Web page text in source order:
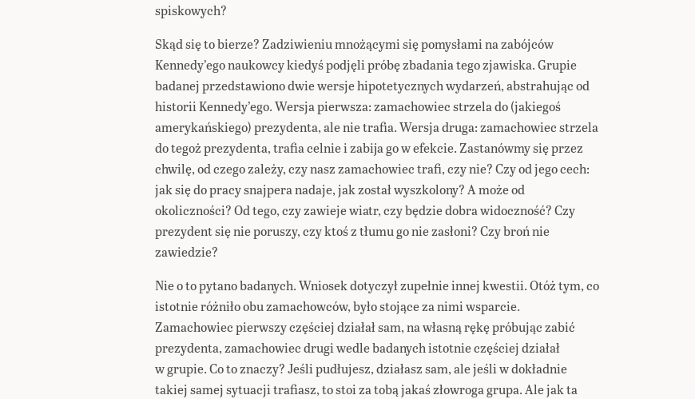
spiskowych?
Skąd się to bierze? Zadziwieniu mnożącymi się pomysłami na zabójców
Kennedy’ego naukowcy kiedyś podjęli próbę zbadania tego zjawiska. Grupie
badanej przedstawiono dwie wersje hipotetycznych wydarzeń, abstrahując od
historii Kennedy’ego. Wersja pierwsza: zamachowiec strzela do (jakiegoś
amerykańskiego) prezydenta, ale nie trafia. Wersja druga: zamachowiec strzela
do tegoż prezydenta, trafia celnie i zabija go w efekcie. Zastanówmy się przez
chwilę, od czego zależy, czy nasz zamachowiec trafi, czy nie? Czy od jego cech:
jak się do pracy snajpera nadaje, jak został wyszkolony? A może od
okoliczności? Od tego, czy zawieje wiatr, czy będzie dobra widoczność? Czy
prezydent się nie poruszy, czy ktoś z tłumu go nie zasłoni? Czy broń nie
zawiedzie?
Nie o to pytano badanych. Wniosek dotyczył zupełnie innej kwestii. Otóż tym, co
istotnie różniło obu zamachowców, było stojące za nimi wsparcie.
Zamachowiec pierwszy częściej działał sam, na własną rękę próbując zabić
prezydenta, zamachowiec drugi wedle badanych istotnie częściej działał
w grupie. Co to znaczy? Jeśli pudłujesz, działasz sam, ale jeśli w dokładnie
takiej samej sytuacji trafiasz, to stoi za tobą jakaś złowroga grupa. Ale jak ta